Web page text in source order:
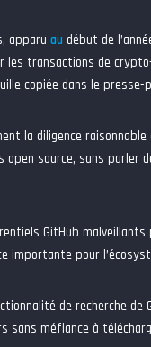
apparu au début de
les transactions de
copiée dans le presse-
la diligence
source, sans parler
GitHub
importante pour
de recherche
sans méfiance à